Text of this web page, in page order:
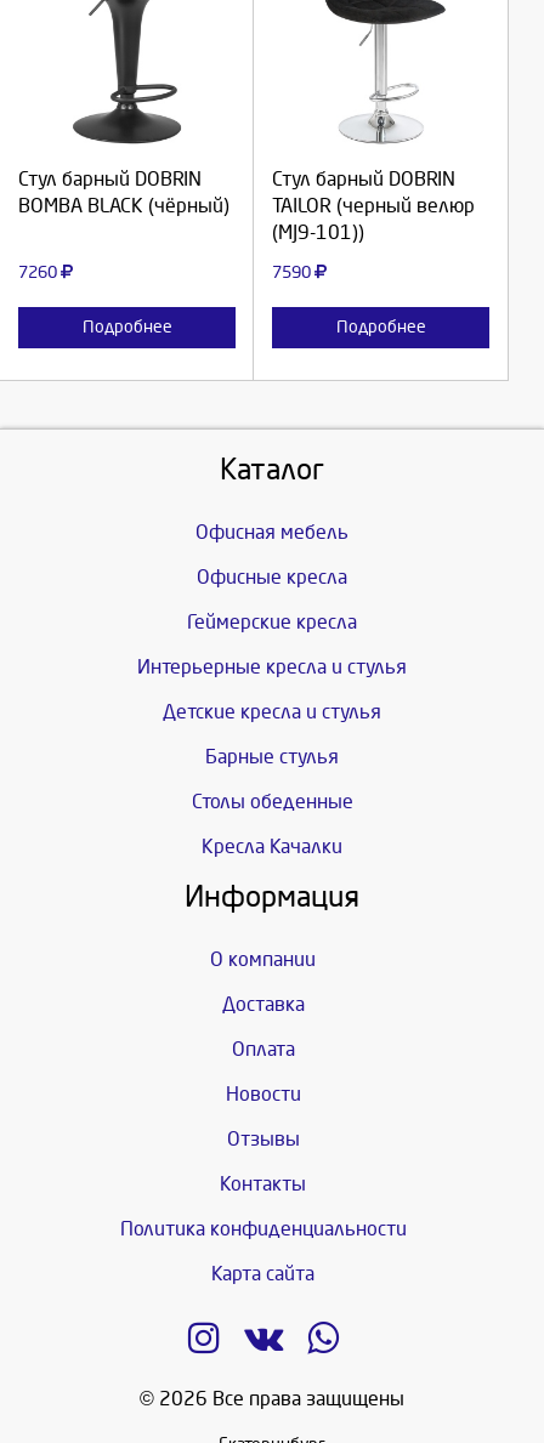
Стул барный DOBRIN
BOMBA BLACK (чёрный)
7260
Подробнее
Выберите количество:
Продолжить
Стул барный DOBRIN
TAILOR (черный велюр
(MJ9-101))
7590
Подробнее
Продолжить
Отмена
Каталог
Офисная мебель
Офисные кресла
Геймерские кресла
Интерьерные кресла и стулья
Детские кресла и стулья
Барные стулья
Столы обеденные
Кресла Качалки
Информация
О компании
Доставка
Оплата
Новости
Отзывы
Контакты
Политика конфиденциальности
Карта сайта
© 2026 Все права защищены